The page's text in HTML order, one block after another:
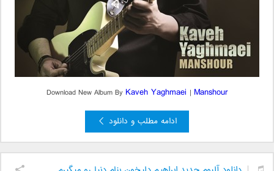
Download New Album By Kaveh Yaghmaei | Manshour
ادامه مطلب و دانلود